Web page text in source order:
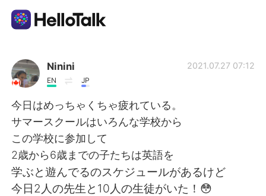
แอปแลกเปลี่ยนทางภาษา
AI Grammar Checker
ไทย
English 简体中文
Ninini
EN JP
2021.07.27 07:12
今日はめっちゃくちゃ疲れている。
サマースクールはいろんな学校から
この学校に参加して
2歳から6歳までの子たちは英語を
学ぶと遊んでるのスケジュールがあるけど
今日2人の先生と10人の生徒がいた！😳